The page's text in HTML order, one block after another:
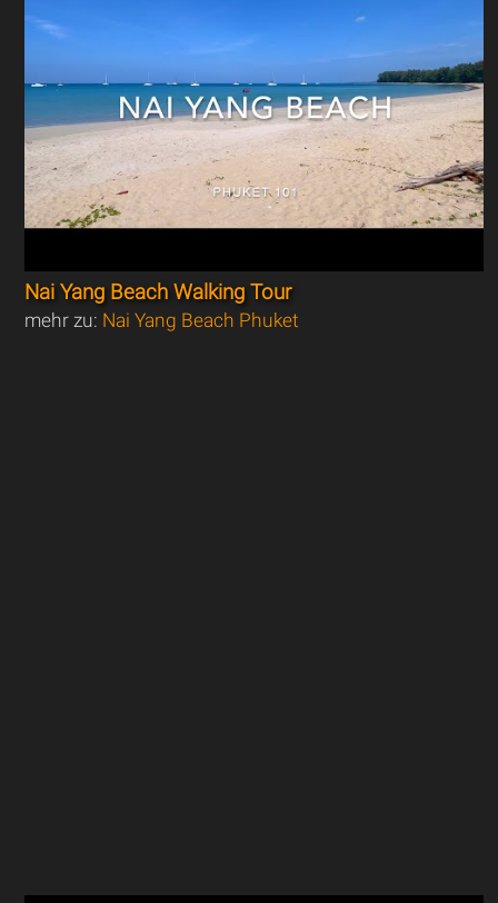
Nai Yang Beach Walking Tour
mehr zu: Nai Yang Beach Phuket